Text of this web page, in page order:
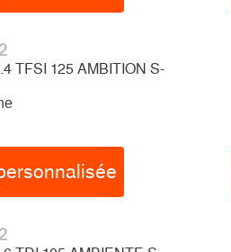
TFSI 125 AMBITION S-